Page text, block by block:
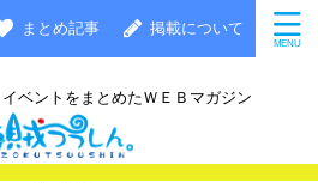
まとめ記事 掲載について
ベントをまとめたＷＥＢマガジン